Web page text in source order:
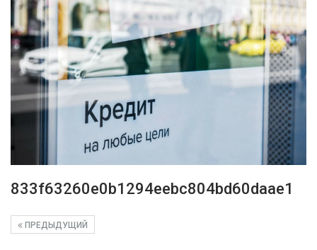
833f63260e0b1294eebc804bd60daae1
ПРЕДЫДУЩИЙ